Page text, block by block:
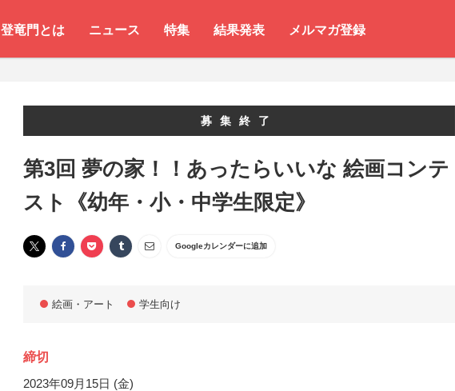
登竜門とは ニュース 特集 結果発表 メルマガ登録
募集終了
第3回 夢の家！！あったらいいな 絵画コンテ
スト《幼年・小・中学生限定》
Googleカレンダーに追加
絵画・アート 学生向け
締切
2023年09月15日 (金)